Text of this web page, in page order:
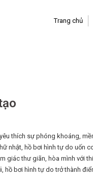
Trang chủ
thích sự phóng khoáng,
nhật, hồ bơi hình tự do uốn
thư giãn, hòa mình với
, hồ bơi hình tự do trở thành